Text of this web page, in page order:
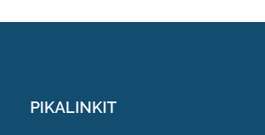
PIKALINKIT